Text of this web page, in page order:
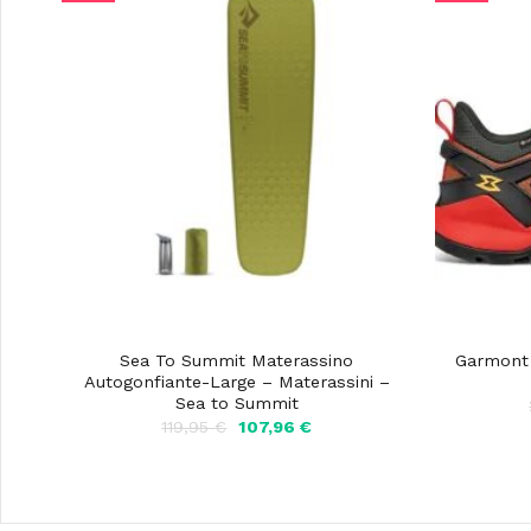
Sea To Summit Materassino
Autogonfiante-Large – Materassini –
Sea to Summit
119,95€
Il
107,96 €Il